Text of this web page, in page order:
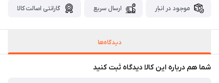
موجود در انبار ارسال سریع گارانتی اصالت کالا
دیدگاه‌ها
شما هم درباره این کالا دیدگاه ثبت کنید